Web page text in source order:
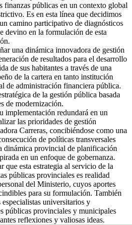
finanzas públicas en un contexto global
Es en esta línea que decidimos
camino participativo de diagnósticos
devino en la formulación de esta
una dinámica innovadora de gestión
de resultados para el desarrollo
de sus habitantes a través de una
de la cartera en tanto institución
de administración financiera pública.
de la gestión pública basada
de modernización.
implementación redundará en un
las prioridades de gestión
Carreras, concibiéndose como una
de políticas transversales
dinámica provincial de planificación
en un enfoque de gobernanza.
que esta estrategia al servicio de la
públicas provinciales es realidad
del Ministerio, cuyos aportes
para su formulación. También
universitarios y
públicas provinciales y municipales
reflexiones y valiosas ideas.